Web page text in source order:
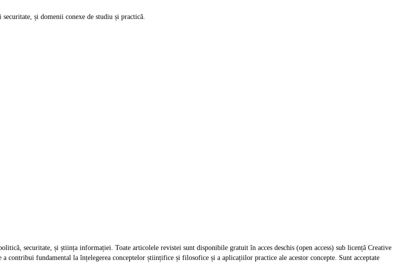
și domenii conexe de studiu și practică.
securitate, și știința informației. Toate articolele revistei sunt disponibile gratuit în acces deschis (open access) sub licență Creative
contribui fundamental la înțelegerea conceptelor științifice și filosofice și a aplicațiilor practice ale acestor concepte. Sunt acceptate